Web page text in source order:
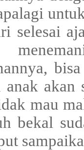
selesai
anak
mau
bekal